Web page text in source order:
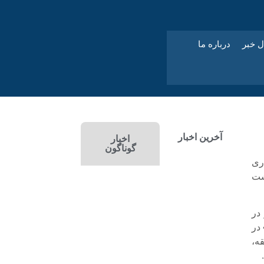
خبر درباره ما
آخرین اخبار
اخبار
گوناگون